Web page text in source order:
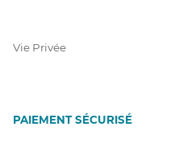
Vie Privée
PAIEMENT SÉCURISÉ